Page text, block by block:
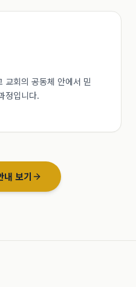
교회의 공동체 안에서 믿
정입니다.
내 보기